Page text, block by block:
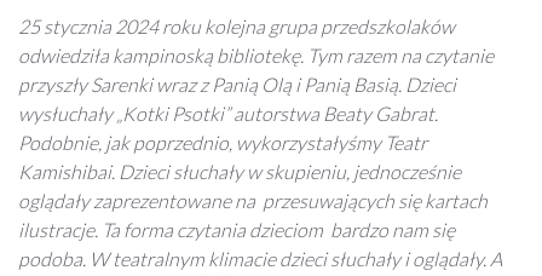
25 stycznia 2024 roku kolejna grupa przedszkolaków
odwiedziła kampinoską bibliotekę. Tym razem na czytanie
przyszły Sarenki wraz z Panią Olą i Panią Basią. Dzieci
wysłuchały „Kotki Psotki” autorstwa Beaty Gabrat.
Podobnie, jak poprzednio, wykorzystałyśmy Teatr
Kamishibai. Dzieci słuchały w skupieniu, jednocześnie
oglądały zaprezentowane na przesuwających się kartach
ilustracje. Ta forma czytania dzieciom bardzo nam się
podoba. W teatralnym klimacie dzieci słuchały i oglądały. A